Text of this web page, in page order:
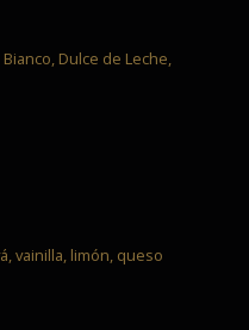
Dulce de Leche,
vainilla, limón, queso